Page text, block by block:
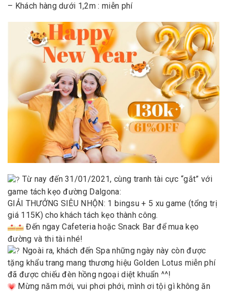
– Khách hàng dưới 1,2m : miễn phí
Từ nay đến 31/01/2021, cùng tranh tài cực “gắt” với
game tách kẹo đường Dalgona:
GIẢI THƯỞNG SIÊU NHỘN: 1 bingsu + 5 xu game (tổng trị
giá 115K) cho khách tách kẹo thành công.
Đến ngay Cafeteria hoặc Snack Bar để mua kẹo
đường và thi tài nhé!
Ngoài ra, khách đến Spa những ngày này còn được
tặng khẩu trang mang thương hiệu Golden Lotus miễn phí
đã được chiếu đèn hồng ngoại diệt khuẩn ^^!
Mừng năm mới, vui phơi phới, mình ơi tội gì không ăn